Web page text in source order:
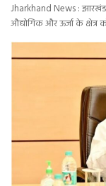
Jharkhand News :
औद्योगिक और ऊर्जा के क्षेत्र